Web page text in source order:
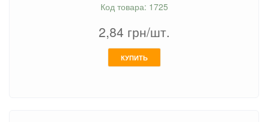
Код товара: 1725
2,84 грн/шт.
КУПИТЬ